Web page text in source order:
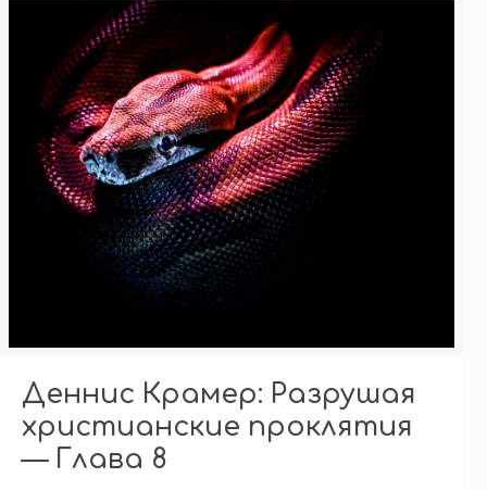
Деннис Крамер: Разрушая
христианские проклятия
— Глава 8